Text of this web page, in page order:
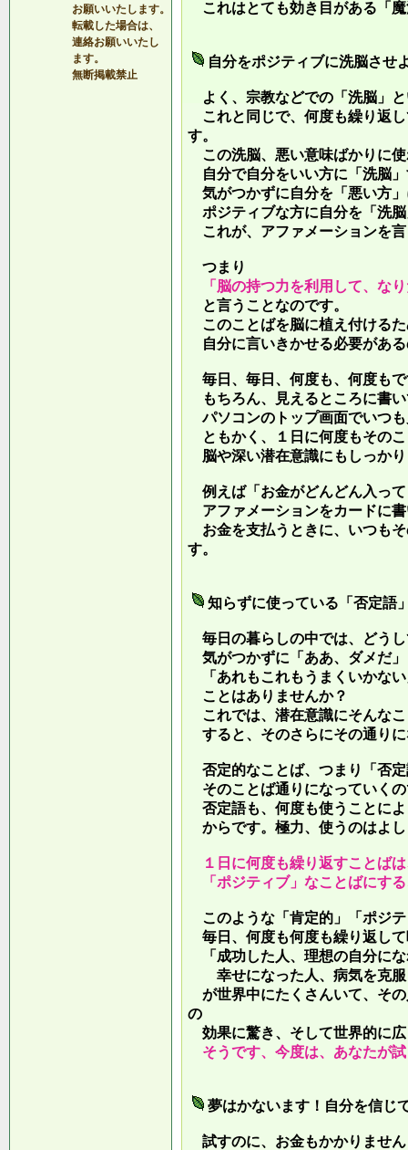
お願いいたします。
転載した場合は、
連絡お願いいたし
ます。
無断掲載禁止
これはとても効き目がある「
自分をポジティブに洗脳させ
よく、宗教などでの「洗脳」
これと同じで、何度も繰り返
す。
この洗脳、悪い意味ばかりに
自分で自分をいい方に「洗脳
気がつかずに自分を「悪い方
ポジティブな方に自分を「洗
これが、アファメーションを
つまり
「脳の持つ力を利用して、な
と言うことなのです。
このことばを脳に植え付ける
自分に言いきかせる必要があ
毎日、毎日、何度も、何度も
もちろん、見えるところに書
パソコンのトップ画面でいつ
ともかく、１日に何度もその
脳や深い潜在意識にもしっか
例えば「お金がどんどん入っ
アファメーションをカードに
お金を支払うときに、いつも
す。
知らずに使っている「否定語
毎日の暮らしの中では、どう
気がつかずに「ああ、ダメだ
「あれもこれもうまくいかな
ことはありませんか？
これでは、潜在意識にそんな
すると、そのさらにその通り
否定的なことば、つまり「否
そのことば通りになっていく
否定語も、何度も使うことに
からです。極力、使うのはよ
１日に何度も繰り返すことば
「ポジティブ」なことばにす
このような「肯定的」「ポジ
毎日、何度も何度も繰り返し
「成功した人、理想の自分に
幸せになった人、病気を克服
が世界中にたくさんいて、そ
の
効果に驚き、そして世界的に
そうです、今度は、あなたが
夢はかないます！自分を信じ
試すのに、お金もかかりませ